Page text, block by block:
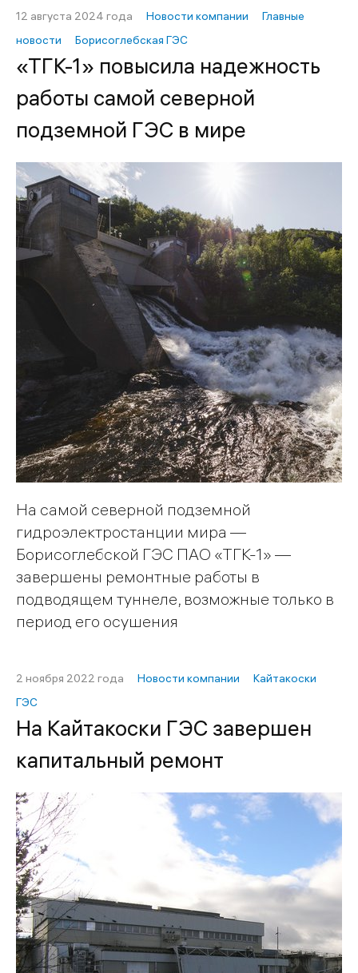
12 августа 2024 года Новости компании
Главные
новости
Борисоглебская ГЭС
«ТГК-1» повысила надежность
работы самой северной
подземной ГЭС в мире
На самой северной подземной
гидроэлектростанции мира —
Борисоглебской ГЭС ПАО «ТГК-1» —
завершены ремонтные работы в
подводящем туннеле, возможные только в
период его осушения
2 ноября 2022 года Новости компании
Кайтакоски
ГЭС
На Кайтакоски ГЭС завершен
капитальный ремонт